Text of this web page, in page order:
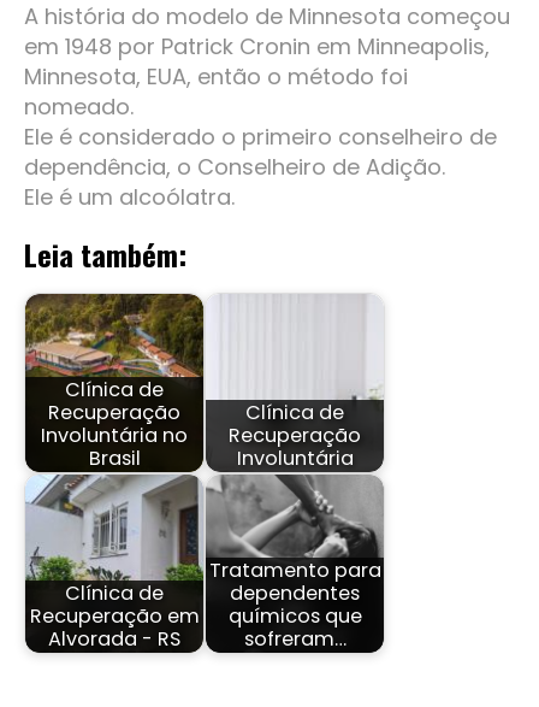
A história do modelo de Minnesota começou
em 1948 por Patrick Cronin em Minneapolis,
Minnesota, EUA, então o método foi
nomeado.
Ele é considerado o primeiro conselheiro de
dependência, o Conselheiro de Adição.
Ele é um alcoólatra.
Leia também:
Clínica de
Recuperação
Involuntária no
Brasil
Clínica de
Recuperação
Involuntária
Clínica de
Recuperação em
Alvorada - RS
Tratamento para
dependentes
químicos que
sofreram…